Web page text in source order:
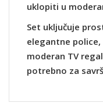
uklopiti u
Set uključuje
elegantne
moderan TV
potrebno za